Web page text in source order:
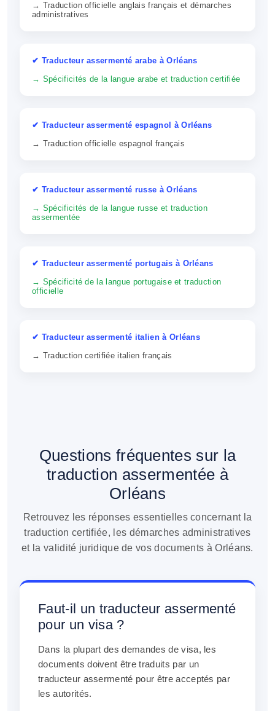
→ Traduction officielle anglais français et démarches
administratives
✔ Traducteur assermenté arabe à Orléans
→ Spécificités de la langue arabe et traduction certifiée
✔ Traducteur assermenté espagnol à Orléans
→ Traduction officielle espagnol français
✔ Traducteur assermenté russe à Orléans
→ Spécificités de la langue russe et traduction
assermentée
✔ Traducteur assermenté portugais à Orléans
→ Spécificité de la langue portugaise et traduction
officielle
✔ Traducteur assermenté italien à Orléans
→ Traduction certifiée italien français
Questions fréquentes sur la
traduction assermentée à
Orléans
Retrouvez les réponses essentielles concernant la
traduction certifiée, les démarches administratives
et la validité juridique de vos documents à Orléans.
Faut-il un traducteur assermenté
pour un visa ?
Dans la plupart des demandes de visa, les
documents doivent être traduits par un
traducteur assermenté pour être acceptés par
les autorités.